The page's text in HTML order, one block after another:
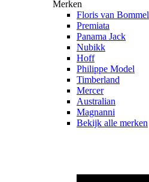
Merken
Floris van Bommel
Premiata
Panama Jack
Nubikk
Hoff
Philippe Model
Timberland
Mercer
Australian
Magnanni
Bekijk alle merken